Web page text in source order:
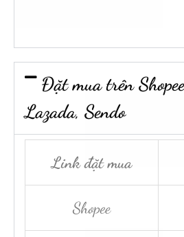
Đặt mua trên
Lazada, Sendo
Link đặt mua
Shopee